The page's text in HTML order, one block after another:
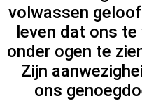
volwassen
leven dat ons
onder ogen te
Zijn
ons